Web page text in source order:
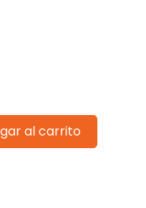
al carrito